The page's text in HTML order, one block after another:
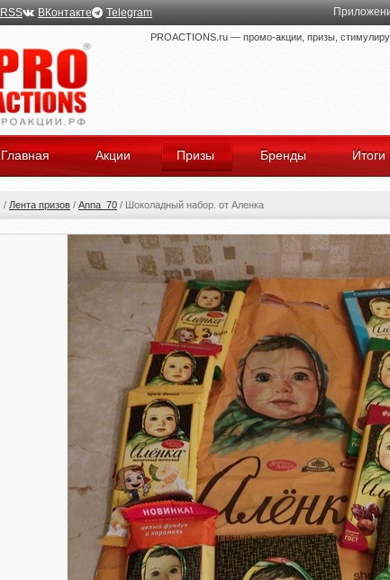
RSS ВКонтакте Telegram
PROACTIONS.ru — промо-акции, призы,
Главная Акции Призы Бренды Итоги
/ Лента призов / Anna_70 / Шоколадный набор. от Аленка